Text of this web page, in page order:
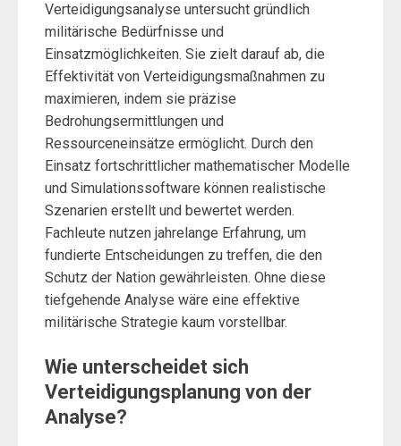
Verteidigungsanalyse untersucht gründlich
militärische Bedürfnisse und
Einsatzmöglichkeiten. Sie zielt darauf ab, die
Effektivität von Verteidigungsmaßnahmen zu
maximieren, indem sie präzise
Bedrohungsermittlungen und
Ressourceneinsätze ermöglicht. Durch den
Einsatz fortschrittlicher mathematischer Modelle
und Simulationssoftware können realistische
Szenarien erstellt und bewertet werden.
Fachleute nutzen jahrelange Erfahrung, um
fundierte Entscheidungen zu treffen, die den
Schutz der Nation gewährleisten. Ohne diese
tiefgehende Analyse wäre eine effektive
militärische Strategie kaum vorstellbar.
Wie unterscheidet sich
Verteidigungsplanung von der
Analyse?